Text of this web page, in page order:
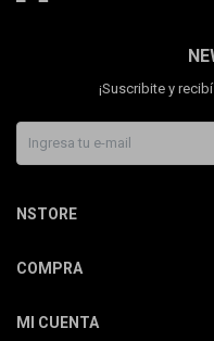
¡Suscribite y
NSTORE
COMPRA
MI CUENTA